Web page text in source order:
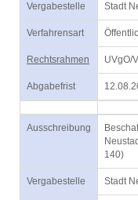
Vergabestelle Stadt
Verfahrensart
Rechtsrahmen UVgO/
Abgabefrist
Ausschreibung
140)
Vergabestelle Stadt